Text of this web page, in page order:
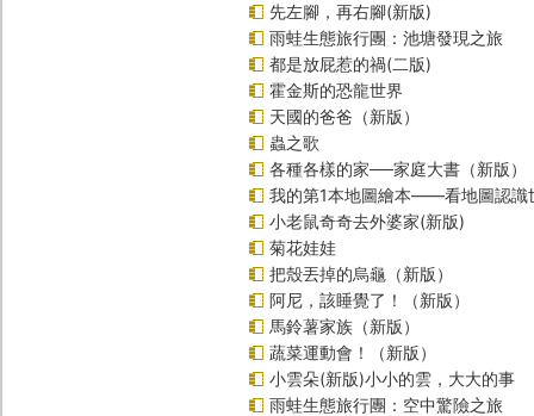
先左腳，再右腳(新版)
雨蛙生態旅行團：池塘發現之旅
都是放屁惹的禍(二版)
霍金斯的恐龍世界
天國的爸爸（新版）
蟲之歌
各種各樣的家──家庭大書（新版）
我的第1本地圖繪本――看地圖認識
小老鼠奇奇去外婆家(新版)
菊花娃娃
把殼丟掉的烏龜（新版）
阿尼，該睡覺了！（新版）
馬鈴薯家族（新版）
蔬菜運動會！（新版）
小雲朵(新版)小小的雲，大大的事
雨蛙生態旅行團：空中驚險之旅